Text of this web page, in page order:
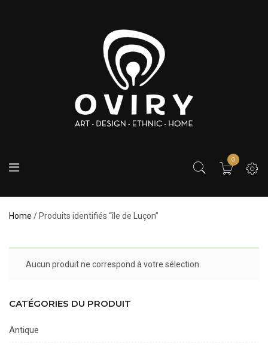
0
Home / Produits identifiés “île de Luçon”
Aucun produit ne correspond à votre sélection.
CATÉGORIES DU PRODUIT
Antique